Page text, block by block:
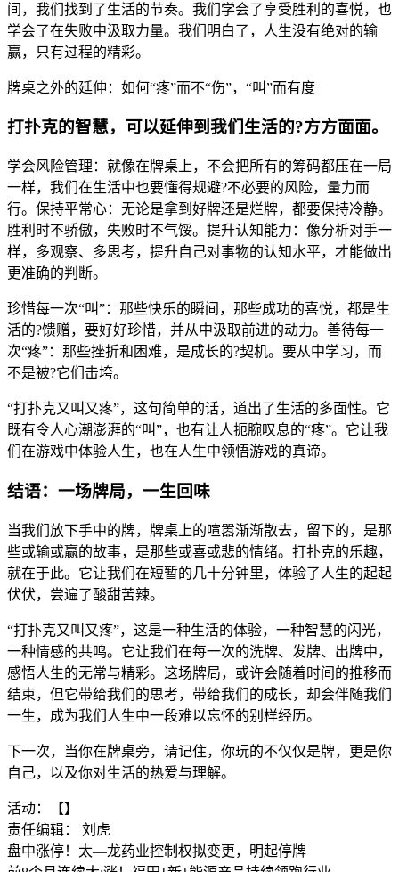
间，我们找到了生活的节奏。我们学会了享受胜利的喜悦，也
学会了在失败中汲取力量。我们明白了，人生没有绝对的输
赢，只有过程的精彩。
牌桌之外的延伸：如何“疼”而不“伤”，“叫”而有度
打扑克的智慧，可以延伸到我们生活的?方方面面。
学会风险管理：就像在牌桌上，不会把所有的筹码都压在一局
一样，我们在生活中也要懂得规避?不必要的风险，量力而
行。保持平常心：无论是拿到好牌还是烂牌，都要保持冷静。
胜利时不骄傲，失败时不气馁。提升认知能力：像分析对手一
样，多观察、多思考，提升自己对事物的认知水平，才能做出
更准确的判断。
珍惜每一次“叫”：那些快乐的瞬间，那些成功的喜悦，都是生
活的?馈赠，要好好珍惜，并从中汲取前进的动力。善待每一
次“疼”：那些挫折和困难，是成长的?契机。要从中学习，而
不是被?它们击垮。
“打扑克又叫又疼”，这句简单的话，道出了生活的多面性。它
既有令人心潮澎湃的“叫”，也有让人扼腕叹息的“疼”。它让我
们在游戏中体验人生，也在人生中领悟游戏的真谛。
结语：一场牌局，一生回味
当我们放下手中的牌，牌桌上的喧嚣渐渐散去，留下的，是那
些或输或赢的故事，是那些或喜或悲的情绪。打扑克的乐趣，
就在于此。它让我们在短暂的几十分钟里，体验了人生的起起
伏伏，尝遍了酸甜苦辣。
“打扑克又叫又疼”，这是一种生活的体验，一种智慧的闪光，
一种情感的共鸣。它让我们在每一次的洗牌、发牌、出牌中，
感悟人生的无常与精彩。这场牌局，或许会随着时间的推移而
结束，但它带给我们的思考，带给我们的成长，却会伴随我们
一生，成为我们人生中一段难以忘怀的别样经历。
下一次，当你在牌桌旁，请记住，你玩的不仅仅是牌，更是你
自己，以及你对生活的热爱与理解。
活动：【】
责任编辑： 刘虎
盘中涨停！太—龙药业控制权拟变更，明起停牌